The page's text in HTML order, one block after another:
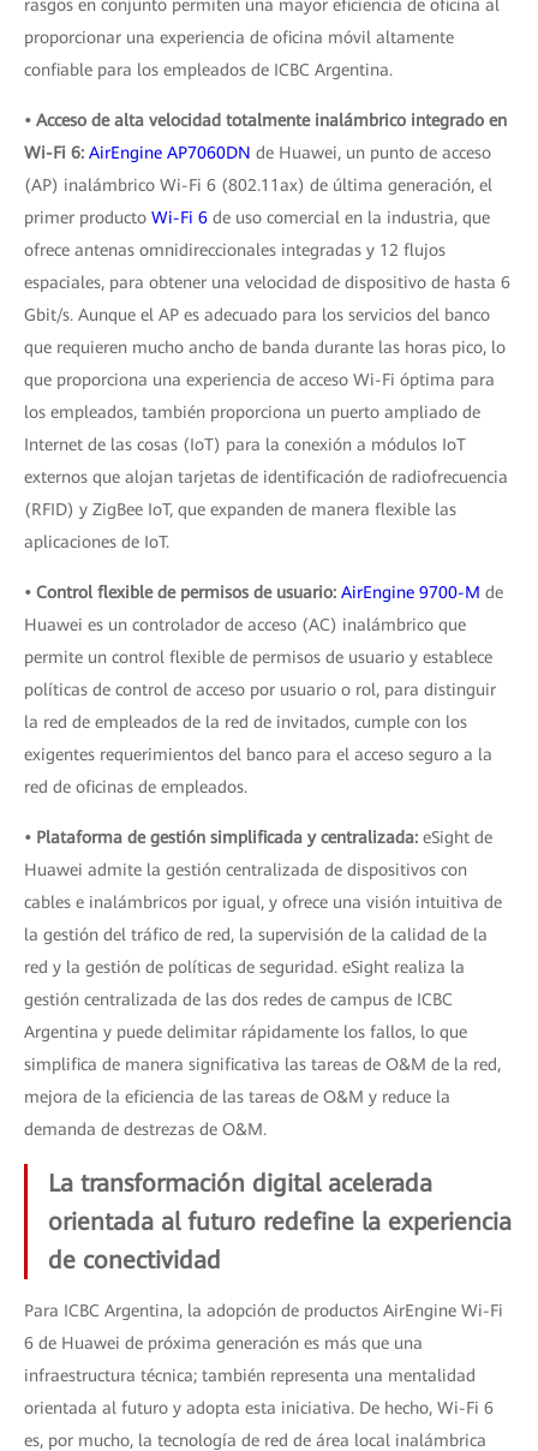
rasgos en conjunto permiten una mayor eficiencia de oficina al
proporcionar una experiencia de oficina móvil altamente
confiable para los empleados de ICBC Argentina.
• Acceso de alta velocidad totalmente inalámbrico integrado en
Wi-Fi 6: AirEngine AP7060DN de Huawei, un punto de acceso
(AP) inalámbrico Wi-Fi 6 (802.11ax) de última generación, el
primer producto Wi-Fi 6 de uso comercial en la industria, que
ofrece antenas omnidireccionales integradas y 12 flujos
espaciales, para obtener una velocidad de dispositivo de hasta 6
Gbit/s. Aunque el AP es adecuado para los servicios del banco
que requieren mucho ancho de banda durante las horas pico, lo
que proporciona una experiencia de acceso Wi-Fi óptima para
los empleados, también proporciona un puerto ampliado de
Internet de las cosas (IoT) para la conexión a módulos IoT
externos que alojan tarjetas de identificación de radiofrecuencia
(RFID) y ZigBee IoT, que expanden de manera flexible las
aplicaciones de IoT.
• Control flexible de permisos de usuario: AirEngine 9700-M de
Huawei es un controlador de acceso (AC) inalámbrico que
permite un control flexible de permisos de usuario y establece
políticas de control de acceso por usuario o rol, para distinguir
la red de empleados de la red de invitados, cumple con los
exigentes requerimientos del banco para el acceso seguro a la
red de oficinas de empleados.
• Plataforma de gestión simplificada y centralizada: eSight de
Huawei admite la gestión centralizada de dispositivos con
cables e inalámbricos por igual, y ofrece una visión intuitiva de
la gestión del tráfico de red, la supervisión de la calidad de la
red y la gestión de políticas de seguridad. eSight realiza la
gestión centralizada de las dos redes de campus de ICBC
Argentina y puede delimitar rápidamente los fallos, lo que
simplifica de manera significativa las tareas de O&M de la red,
mejora de la eficiencia de las tareas de O&M y reduce la
demanda de destrezas de O&M.
La transformación digital acelerada
orientada al futuro redefine la experiencia
de conectividad
Para ICBC Argentina, la adopción de productos AirEngine Wi-Fi
6 de Huawei de próxima generación es más que una
infraestructura técnica; también representa una mentalidad
orientada al futuro y adopta esta iniciativa. De hecho, Wi-Fi 6
es, por mucho, la tecnología de red de área local inalámbrica